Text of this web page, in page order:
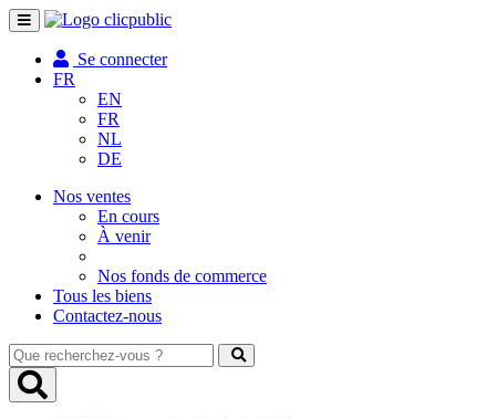
Toggle
navigation
Se connecter
FR
EN
FR
NL
DE
Nos ventes
En cours
À venir
Nos fonds de commerce
Tous les biens
Contactez-nous
Que
recherchez-
vous